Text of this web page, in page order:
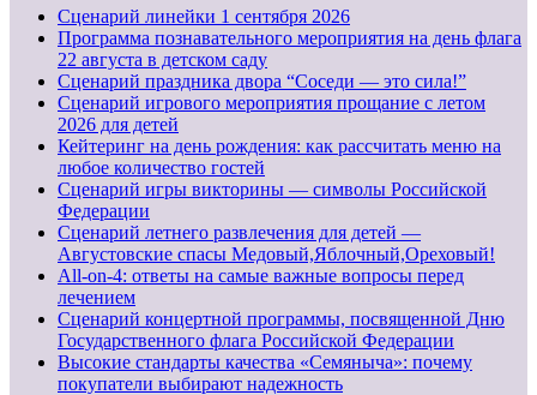
Cценарий линейки 1 сентября 2026
Программа познавательного мероприятия на день флага
22 августа в детском саду
Сценарий праздника двора “Соседи — это сила!”
Сценарий игрового мероприятия прощание с летом
2026 для детей
Кейтеринг на день рождения: как рассчитать меню на
любое количество гостей
Сценарий игры викторины — символы Российской
Федерации
Сценарий летнего развлечения для детей —
Августовские спасы Медовый,Яблочный,Ореховый!
All-on-4: ответы на самые важные вопросы перед
лечением
Сценарий концертной программы, посвященной Дню
Государственного флага Российской Федерации
Высокие стандарты качества «Семяныча»: почему
покупатели выбирают надежность